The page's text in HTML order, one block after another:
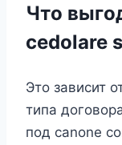
Что
cedolare
Это зависит
типа
под canone